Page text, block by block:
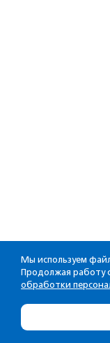
Мы используем
Продолжая работу
обработки